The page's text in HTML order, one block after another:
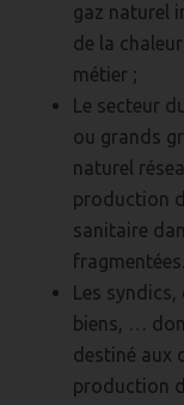
gaz naturel
de la
métier ;
Le secteur
ou grands
naturel
production
sanitaire
fragmentées.
Les
biens, …
destiné aux
production